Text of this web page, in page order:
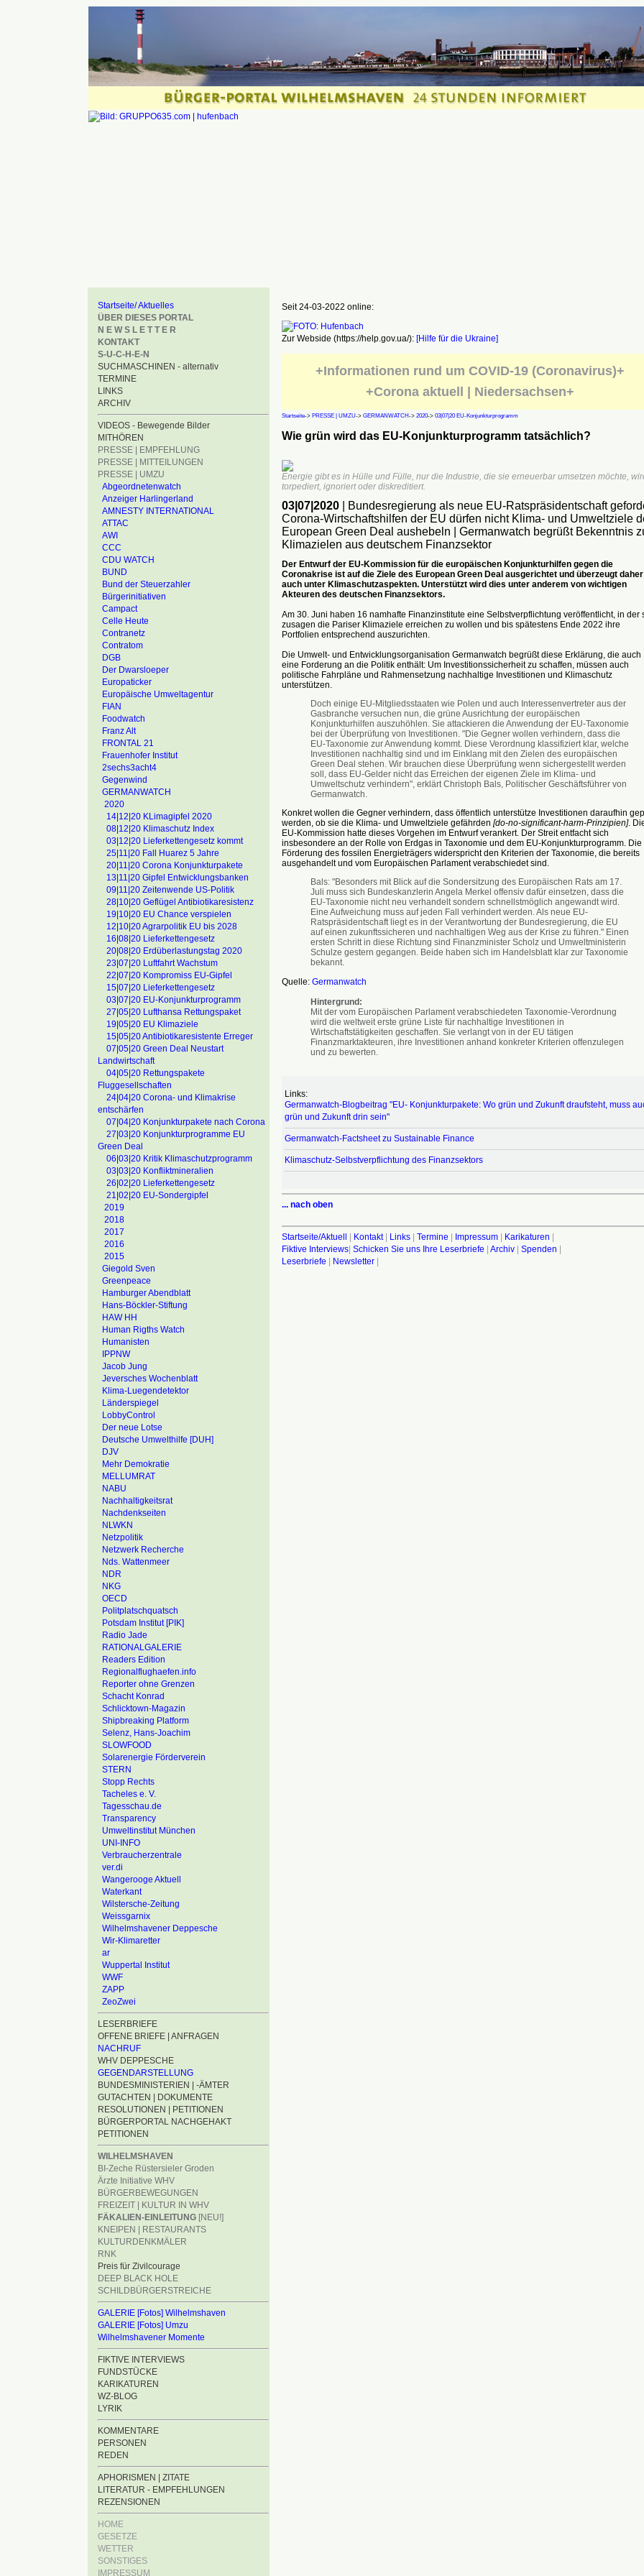
Startseite/ Aktuelles
ÜBER DIESES PORTAL
N E W S L E T T E R
KONTAKT
S-U-C-H-E-N
SUCHMASCHINEN - alternativ
TERMINE
LINKS
ARCHIV
VIDEOS - Bewegende Bilder
MITHÖREN
PRESSE | EMPFEHLUNG
PRESSE | MITTEILUNGEN
PRESSE | UMZU
Abgeordnetenwatch
Anzeiger Harlingerland
AMNESTY INTERNATIONAL
ATTAC
AWI
CCC
CDU WATCH
BUND
Bund der Steuerzahler
Bürgerinitiativen
Campact
Celle Heute
Contranetz
Contratom
DGB
Der Dwarsloeper
Europaticker
Europäische Umweltagentur
FIAN
Foodwatch
Franz Alt
FRONTAL 21
Frauenhofer Institut
2sechs3acht4
Gegenwind
GERMANWATCH
2020
14|12|20 KLimagipfel 2020
08|12|20 Klimaschutz Index
03|12|20 Lieferkettengesetz kommt
25|11|20 Fall Huarez 5 Jahre
20|11|20 Corona Konjunkturpakete
13|11|20 Gipfel Entwicklungsbanken
09|11|20 Zeitenwende US-Politik
28|10|20 Geflügel Antibiotikaresistenz
19|10|20 EU Chance verspielen
12|10|20 Agrarpolitik EU bis 2028
16|08|20 Lieferkettengesetz
20|08|20 Erdüberlastungstag 2020
23|07|20 Luftfahrt Wachstum
22|07|20 Kompromiss EU-Gipfel
15|07|20 Lieferkettengesetz
03|07|20 EU-Konjunkturprogramm
27|05|20 Lufthansa Rettungspaket
19|05|20 EU Klimaziele
15|05|20 Antibiotikaresistente Erreger
07|05|20 Green Deal Neustart
Landwirtschaft
04|05|20 Rettungspakete
Fluggesellschaften
24|04|20 Corona- und Klimakrise
entschärfen
07|04|20 Konjunkturpakete nach Corona
27|03|20 Konjunkturprogramme EU
Green Deal
06|03|20 Kritik Klimaschutzprogramm
03|03|20 Konfliktmineralien
26|02|20 Lieferkettengesetz
21|02|20 EU-Sondergipfel
2019
2018
2017
2016
2015
Giegold Sven
Greenpeace
Hamburger Abendblatt
Hans-Böckler-Stiftung
HAW HH
Human Rigths Watch
Humanisten
IPPNW
Jacob Jung
Jeversches Wochenblatt
Klima-Luegendetektor
Länderspiegel
LobbyControl
Der neue Lotse
Deutsche Umwelthilfe [DUH]
DJV
Mehr Demokratie
MELLUMRAT
NABU
Nachhaltigkeitsrat
Nachdenkseiten
NLWKN
Netzpolitik
Netzwerk Recherche
Nds. Wattenmeer
NDR
NKG
OECD
Politplatschquatsch
Potsdam Institut [PIK]
Radio Jade
RATIONALGALERIE
Readers Edition
Regionalflughaefen.info
Reporter ohne Grenzen
Schacht Konrad
Schlicktown-Magazin
Shipbreaking Platform
Selenz, Hans-Joachim
SLOWFOOD
Solarenergie Förderverein
STERN
Stopp Rechts
Tacheles e. V.
Tagesschau.de
Transparency
Umweltinstitut München
UNI-INFO
Verbraucherzentrale
ver.di
Wangerooge Aktuell
Waterkant
Wilstersche-Zeitung
Weissgarnix
Wilhelmshavener Deppesche
Wir-Klimaretter
ar
Wuppertal Institut
WWF
ZAPP
ZeoZwei
LESERBRIEFE
OFFENE BRIEFE | ANFRAGEN
NACHRUF
WHV DEPPESCHE
GEGENDARSTELLUNG
BUNDESMINISTERIEN | -ÄMTER
GUTACHTEN | DOKUMENTE
RESOLUTIONEN | PETITIONEN
BÜRGERPORTAL NACHGEHAKT
PETITIONEN
WILHELMSHAVEN
BI-Zeche Rüstersieler Groden
Ärzte Initiative WHV
BÜRGERBEWEGUNGEN
FREIZEIT | KULTUR IN WHV
FÄKALIEN-EINLEITUNG [NEU!]
KNEIPEN | RESTAURANTS
KULTURDENKMÄLER
RNK
Preis für Zivilcourage
DEEP BLACK HOLE
SCHILDBÜRGERSTREICHE
GALERIE [Fotos] Wilhelmshaven
GALERIE [Fotos] Umzu
Wilhelmshavener Momente
FIKTIVE INTERVIEWS
FUNDSTÜCKE
KARIKATUREN
WZ-BLOG
LYRIK
KOMMENTARE
PERSONEN
REDEN
APHORISMEN | ZITATE
LITERATUR - EMPFEHLUNGEN
REZENSIONEN
HOME
GESETZE
WETTER
SONSTIGES
IMPRESSUM
Seit 24-03-2022 online:
Zur Webside (https://help.gov.ua/): [Hilfe für die Ukraine]
+Informationen rund um COVID-19 (Coronavirus)+
+Corona aktuell | Niedersachsen+
Startseite-> PRESSE | UMZU-> GERMANWATCH-> 2020-> 03|07|20 EU-Konjunkturprogramm
Wie grün wird das EU-Konjunkturprogramm tatsächlich?
Energie gibt es in Hülle und Fülle, nur die Industrie, die sie erneuerbar umsetzen möchte,
torpediert, ignoriert oder diskreditiert.
03|07|2020| Bundesregierung als neue EU-Ratspräsidentschaft
Corona-Wirtschaftshilfen der EU dürfen nicht Klima- und Umweltziele
European Green Deal aushebeln | Germanwatch begrüßt Bekenntnis
Klimazielen aus deutschem Finanzsektor
Der Entwurf der EU-Kommission für die europäischen Konjunkturhilfen gegen die
Coronakrise ist auf die Ziele des European Green Deal ausgerichtet und überzeugt daher
auch unter Klimaschutzaspekten. Unterstützt wird dies unter anderem von wichtigen
Akteuren des deutschen Finanzsektors.
Am 30. Juni haben 16 namhafte Finanzinstitute eine Selbstverpflichtung veröffentlicht, in der
zusagen die Pariser Klimaziele erreichen zu wollen und bis spätestens Ende 2022 ihre
Portfolien entsprechend auszurichten.
Die Umwelt- und Entwicklungsorganisation Germanwatch begrüßt diese Erklärung, die auch
eine Forderung an die Politik enthält: Um Investitionssicherheit zu schaffen, müssen auch
politische Fahrpläne und Rahmensetzung nachhaltige Investitionen und Klimaschutz
unterstützen.
Doch einige EU-Mitgliedsstaaten wie Polen und auch Interessenvertreter aus der
Gasbranche versuchen nun, die grüne Ausrichtung der europäischen
Konjunkturhilfen auszuhöhlen. Sie attackieren die Anwendung der EU-Taxonomie
bei der Überprüfung von Investitionen. "Die Gegner wollen verhindern, dass die
EU-Taxonomie zur Anwendung kommt. Diese Verordnung klassifiziert klar, welche
Investitionen nachhaltig sind und im Einklang mit den Zielen des europäischen
Green Deal stehen. Wir brauchen diese Überprüfung wenn sichergestellt werden
soll, dass EU-Gelder nicht das Erreichen der eigenen Ziele im Klima- und
Umweltschutz verhindern", erklärt Christoph Bals, Politischer Geschäftsführer von
Germanwatch.
Konkret wollen die Gegner verhindern, dass öffentlich unterstütze Investitionen daraufhin
werden, ob sie die Klima- und Umweltziele gefährden [do-no-significant-harm-Prinzipien].
EU-Kommission hatte dieses Vorgehen im Entwurf verankert. Der Streit entfacht sich
insbesondere an der Rolle von Erdgas in Taxonomie und dem EU-Konjunkturprogramm. Die
Förderung des fossilen Energieträgers widerspricht den Kriterien der Taxonomie, die bereits
ausgehandelt und vom Europäischen Parlament verabschiedet sind.
Bals: "Besonders mit Blick auf die Sondersitzung des Europäischen Rats am 17.
Juli muss sich Bundeskanzlerin Angela Merkel offensiv dafür einsetzen, dass die
EU-Taxonomie nicht neu verhandelt sondern schnellstmöglich angewandt wird.
Eine Aufweichung muss auf jeden Fall verhindert werden. Als neue EU-
Ratspräsidentschaft liegt es in der Verantwortung der Bundesregierung, die EU
auf einen zukunftssicheren und nachhaltigen Weg aus der Krise zu führen." Einen
ersten Schritt in diese Richtung sind Finanzminister Scholz und Umweltministerin
Schulze gestern gegangen. Beide haben sich im Handelsblatt klar zur Taxonomie
bekannt.
Quelle: Germanwatch
Hintergrund:
Mit der vom Europäischen Parlament verabschiedeten Taxonomie-Verordnung
wird die weltweit erste grüne Liste für nachhaltige Investitionen in
Wirtschaftstätigkeiten geschaffen. Sie verlangt von in der EU tätigen
Finanzmarktakteuren, ihre Investitionen anhand konkreter Kriterien offenzulegen
und zu bewerten.
Links:
Germanwatch-Blogbeitrag "EU- Konjunkturpakete: Wo grün und Zukunft draufsteht, muss
grün und Zukunft drin sein"
Germanwatch-Factsheet zu Sustainable Finance
Klimaschutz-Selbstverpflichtung des Finanzsektors
... nach oben
Startseite/Aktuell | Kontakt| Links| Termine | Impressum| Karikaturen |
Fiktive Interviews| Schicken Sie uns Ihre Leserbriefe | Archiv| Spenden |
Leserbriefe | Newsletter|